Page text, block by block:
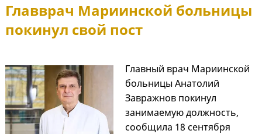
Главврач Мариинской больницы
покинул свой пост
Главный врач Мариинской
больницы Анатолий
Завражнов покинул
занимаемую должность,
сообщила 18 сентября